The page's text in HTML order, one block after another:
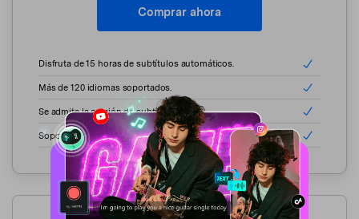
Comprar ahora
Disfruta de 15 horas de subtítulos automáticos.
Más de 120 idiomas soportados.
Se admite la edición de subtítulos.
Soporte Técnico 24/7.